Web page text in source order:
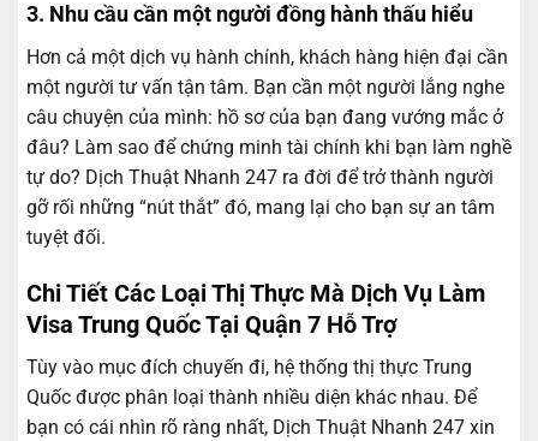
3. Nhu cầu cần một người đồng hành thấu hiểu
Hơn cả một dịch vụ hành chính, khách hàng hiện đại cần
một người tư vấn tận tâm. Bạn cần một người lắng nghe
câu chuyện của mình: hồ sơ của bạn đang vướng mắc ở
đâu? Làm sao để chứng minh tài chính khi bạn làm nghề
tự do? Dịch Thuật Nhanh 247 ra đời để trở thành người
gỡ rối những “nút thắt” đó, mang lại cho bạn sự an tâm
tuyệt đối.
Chi Tiết Các Loại Thị Thực Mà Dịch Vụ Làm
Visa Trung Quốc Tại Quận 7 Hỗ Trợ
Tùy vào mục đích chuyến đi, hệ thống thị thực Trung
Quốc được phân loại thành nhiều diện khác nhau. Để
bạn có cái nhìn rõ ràng nhất, Dịch Thuật Nhanh 247 xin